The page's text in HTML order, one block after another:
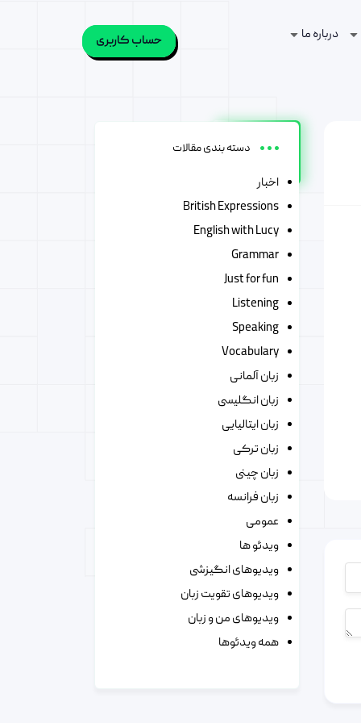
درباره ما حساب کاربری
دسته بندی مقالات
اخبار
British Expressions
English with Lucy
Grammar
Just for fun
Listening
Speaking
Vocabulary
زبان آلمانی
زبان انگلیسی
زبان ایتالیایی
زبان ترکی
زبان چینی
زبان فرانسه
عمومی
ویدئو ها
ویدیوهای انگیزشی
ویدیوهای تقویت زبان
ویدیوهای من و زبان
همه ویدئوها